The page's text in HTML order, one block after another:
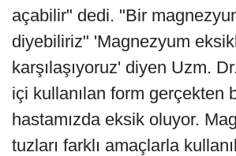
açabilir" dedi. "Bir
diyebiliriz" 'Magnezyum
karşılaşıyoruz' diyen Uzm.
içi kullanılan form gerçekten
hastamızda eksik oluyor.
tuzları farklı amaçlarla